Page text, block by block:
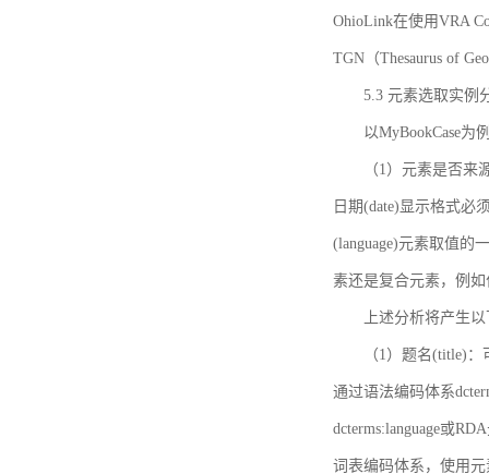
OhioLink在使用VRA
TGN（Thesaurus of
5.3 元素选取实例
以MyBookCase为
（1）元素是否
日期(date)显示格式必
(language)元素取值的
素还是复合元素，例
上述分析将产生
（1）题名(title)
通过语法编码体系
dcterms:language或
词表编码体系，使用元